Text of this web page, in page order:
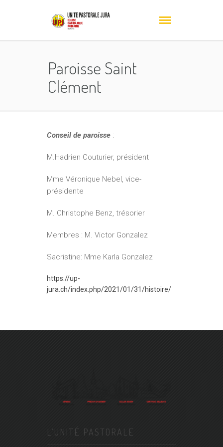
Paroisse Saint
Clément
Conseil de paroisse :
M.Hadrien Couturier, président
Mme Véronique Nebel, vice-
présidente
M. Christophe Benz, trésorier
Membres : M. Victor Gonzalez
Sacristine: Mme Karla Gonzalez
https://up-
jura.ch/index.php/2021/01/31/histoire/
L’UNITÉ PASTORALE